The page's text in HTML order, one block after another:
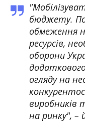
бюджету.
обмеження
ресурсів,
оборони
огляду на
на ринку", –